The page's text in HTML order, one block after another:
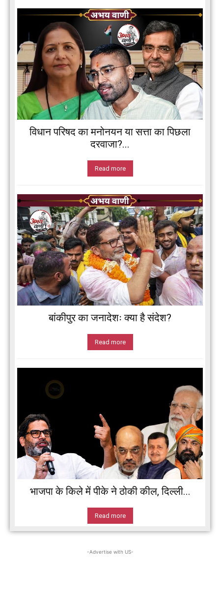
विधान परिषद का मनोनयन या सत्ता का पिछला
दरवाजा?...
Read more
बांकीपुर का जनादेशः क्या है संदेश?
Read more
भाजपा के किले में पीके ने ठोकी कील, दिल्ली...
Read more
-Advertise with US-